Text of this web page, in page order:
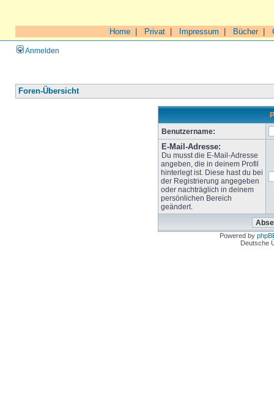
Home Privat Impressum Bücher|
Anmelden
Foren-Übersicht
Benutzername:
E-Mail-Adresse:
Du musst die E-Mail-Adresse
angeben, die in deinem Profil
hinterlegt ist. Diese hast du bei
der Registrierung angegeben
oder nachträglich in deinem
persönlichen Bereich
geändert.
Powered by
Deutsche